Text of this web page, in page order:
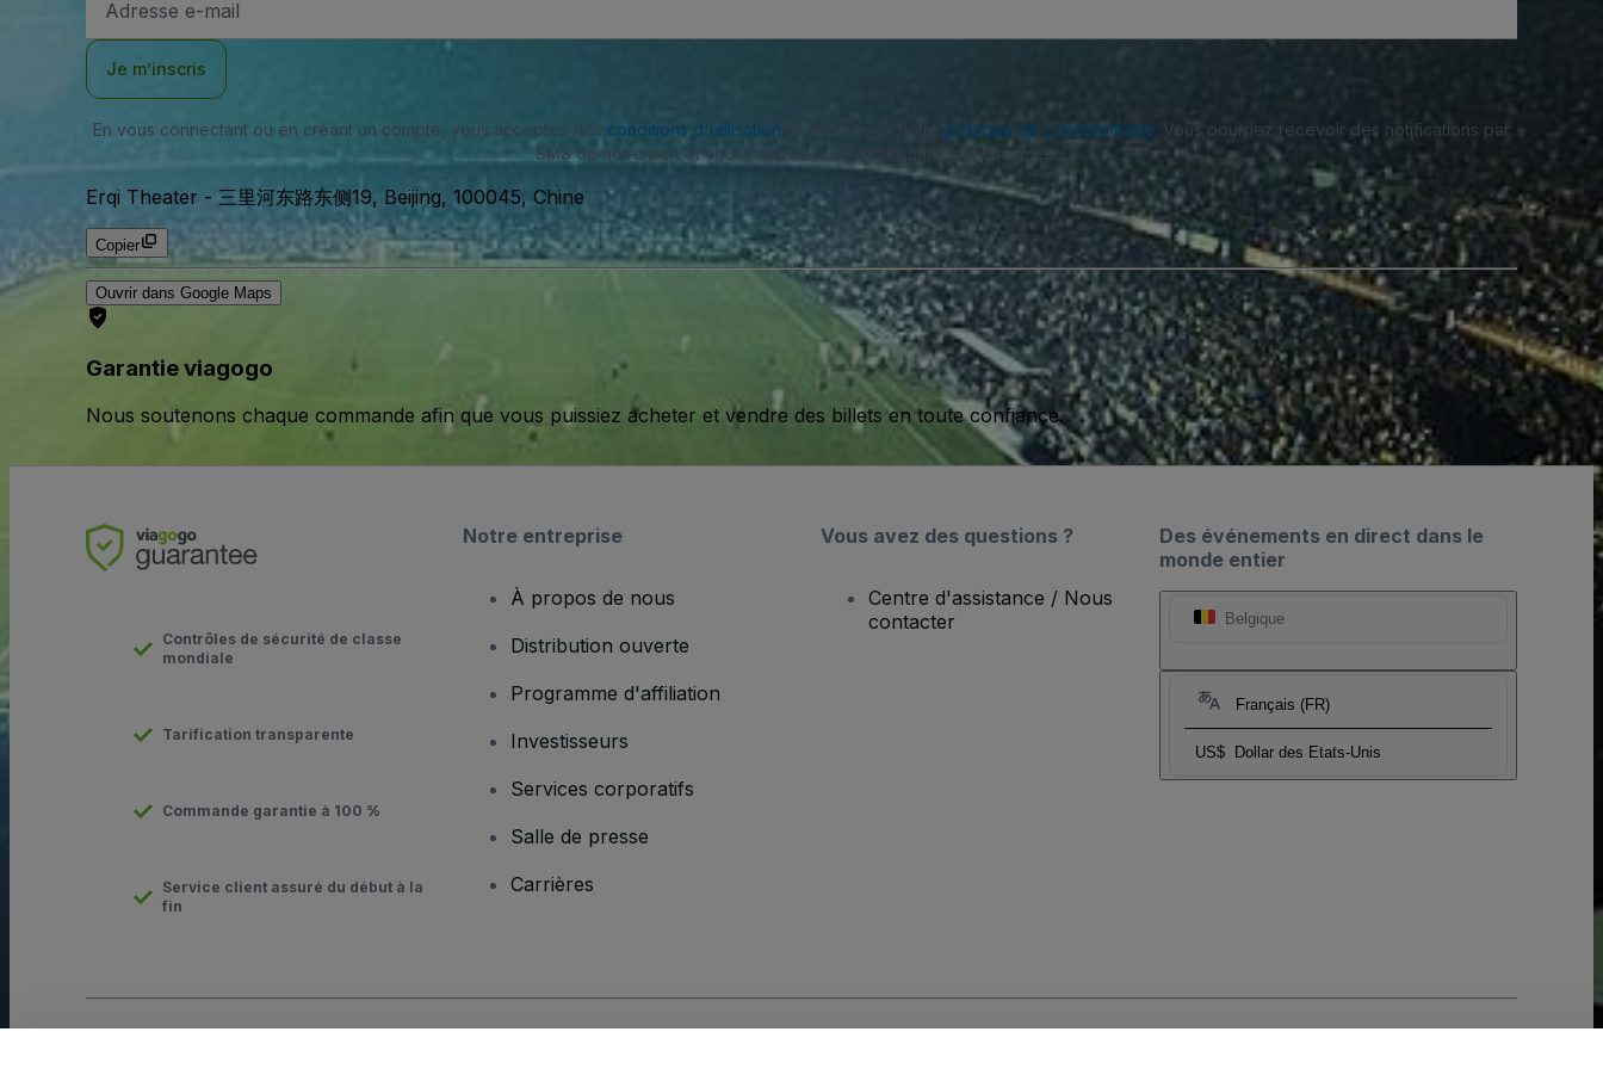
e-
Je m’inscris
En vous connectant ou en créant un compte, vous acceptez nos conditions d'utilisation politique de confidentialité . Vous pourriez recevoir des notifications par
SMS de notre part et vous pouvez vous désinscrire à tout moment.
Erqi Theater - 三里河东路东侧19, Beijing, 100045, Chine
Copier
Ouvrir dans Google Maps
Garantie viagogo
Nous soutenons chaque commande afin que vous puissiez acheter et vendre des billets en toute confiance.
Des événements en direct dans le
monde entier
Belgique
Français (FR)
US$ Dollar des Etats-Unis
Contrôles de sécurité de classe
mondiale
Tarification transparente
Commande garantie à 100 %
Service client assuré du début à la
fin
Notre entreprise
À propos de nous
Distribution ouverte
Programme d'affiliation
Investisseurs
Services corporatifs
Salle de presse
Carrières
Vous avez des questions ?
Centre d'assistance / Nous
contacter